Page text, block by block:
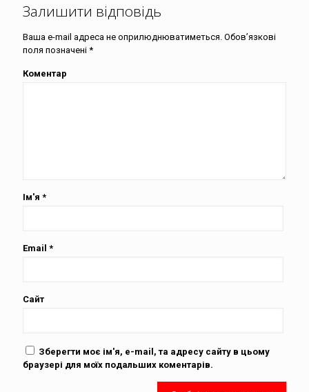
Залишити відповідь
Ваша e-mail адреса не оприлюднюватиметься. Обов’язкові
поля позначені *
Коментар
Ім'я *
Email *
Сайт
Зберегти моє ім'я, e-mail, та адресу сайту в цьому
браузері для моїх подальших коментарів.